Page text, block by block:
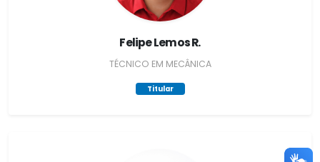
Felipe Lemos R.
TÉCNICO EM MECÂNICA
Titular